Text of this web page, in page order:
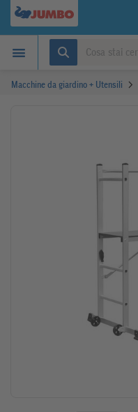
Macchine da giardino + Utensili